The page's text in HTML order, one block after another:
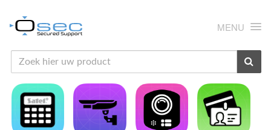
MENU
HOME
OVER ONS
PRODUCTEN